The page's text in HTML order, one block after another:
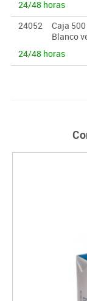
24/48 horas
24052
Caja
Blanco
24/48 horas